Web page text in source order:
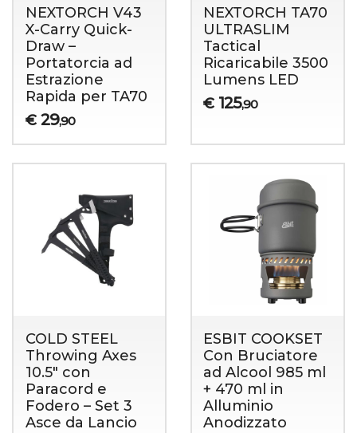
NEXTORCH V43
X-Carry Quick-
Draw –
Portatorcia ad
Estrazione
Rapida per TA70
€ 29,90
NEXTORCH TA70
ULTRASLIM
Tactical
Ricaricabile 3500
Lumens LED
€ 125,90
COLD STEEL
Throwing Axes
10.5" con
Paracord e
Fodero – Set 3
Asce da Lancio
ESBIT COOKSET
Con Bruciatore
ad Alcool 985 ml
+ 470 ml in
Alluminio
Anodizzato